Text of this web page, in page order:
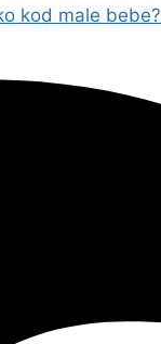
kod male bebe?